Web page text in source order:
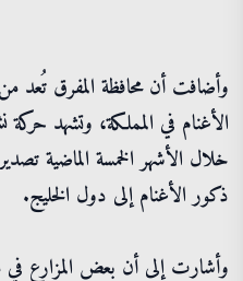
وأضافت أن محافظة المفرق تُعد
الأغنام في المملكة، وتشهد
ذكور الأغنام إلى دول الخليج.
وأشارت إلى أن بعض المزارع في